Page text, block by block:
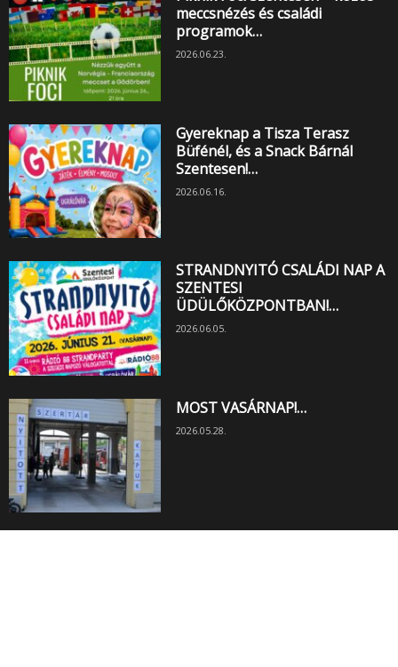
meccsnézés és családi
programok…
2026.06.23.
Gyereknap a Tisza Terasz
Büfénél, és a Snack Bárnál
Szentesen!…
2026.06.16.
STRANDNYITÓ CSALÁDI NAP A
SZENTESI
ÜDÜLŐKÖZPONTBAN!…
2026.06.05.
MOST VASÁRNAP!…
2026.05.28.